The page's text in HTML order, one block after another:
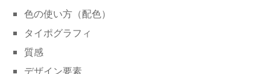
色の使い方（配色）
タイポグラフィ
質感
デザイン要素